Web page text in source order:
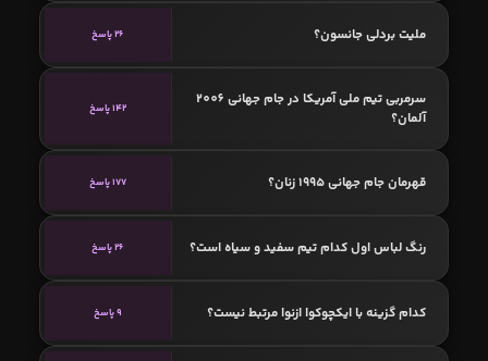
ملیت بردلی جانسون؟ 26 پاسخ
سرمربی تیم ملی آمریکا در جام جهانی 2006
آلمان؟
142 پاسخ
قهرمان جام جهانی 1995 زنان؟ 177 پاسخ
رنگ لباس اول کدام تیم سفید و سیاه است؟ 26 پاسخ
کدام گزینه با ایکچوکوا ازنوا مرتبط نیست؟ 9 پاسخ